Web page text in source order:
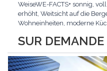
SUR DEMANDE
WeiseWE-FACTS+ sonnig,
erhöht, Weitsicht auf die
Wohneinheiten, moderne
AussenparkplätzePasst
SingleKLARTEXT: Zwei
Zustand...